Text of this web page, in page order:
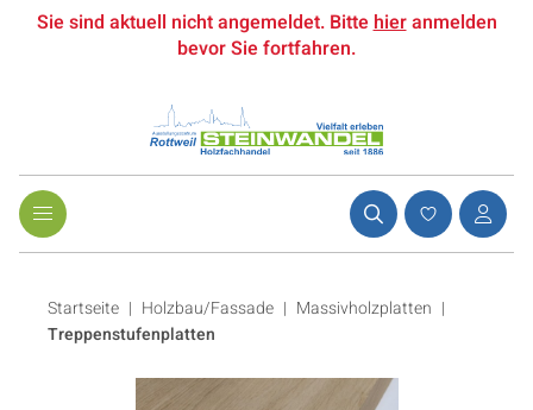
Sie sind aktuell nicht angemeldet. Bittehieranmelden
bevor Sie fortfahren.
Startseite Holzbau/Fassade | Massivholzplatten |
Treppenstufenplatten